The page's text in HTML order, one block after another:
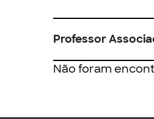
Professor
Não foram